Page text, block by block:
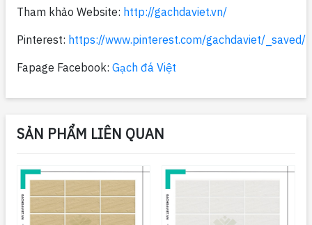
Tham khảo Website: http://gachdaviet.vn/
Pinterest: https://www.pinterest.com/gachdaviet/_saved/
Fapage Facebook: Gạch đá Việt
SẢN PHẨM LIÊN QUAN